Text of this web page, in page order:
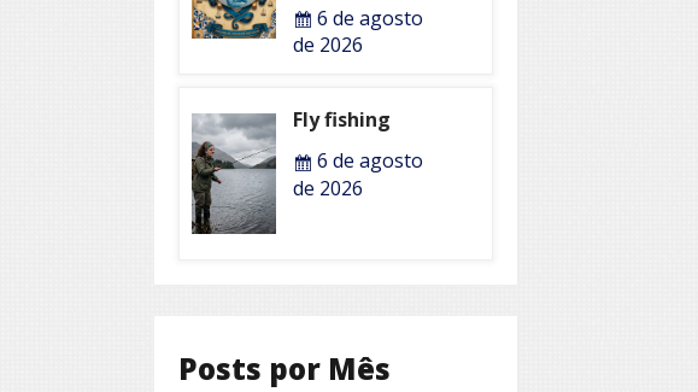
6 de agosto
de 2026
Fly fishing
6 de agosto
de 2026
Posts por Mês